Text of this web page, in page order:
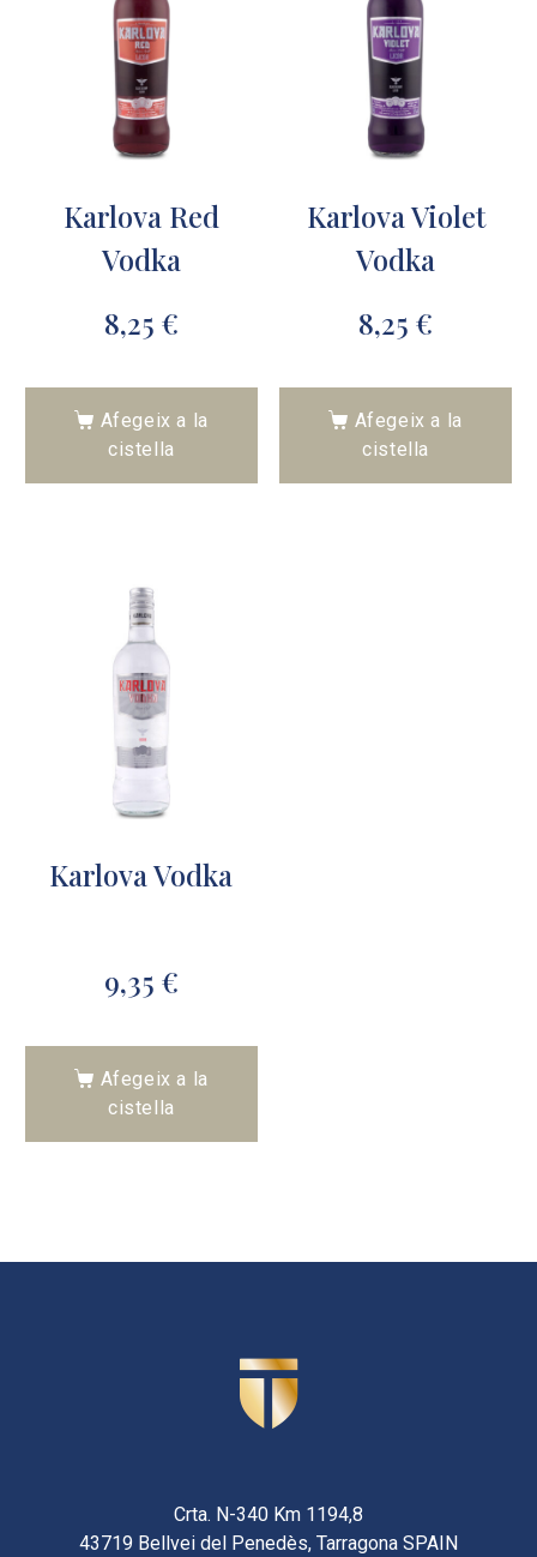
Karlova Red
Vodka
8,25 €
Afegeix a la
cistella
Karlova Violet
Vodka
8,25€
Afegeix a la
cistella
Karlova Vodka
9,35 €
Afegeix a la
cistella
Crta. N-340 Km 1194,8
43719 Bellvei del Penedès, Tarragona SPAIN